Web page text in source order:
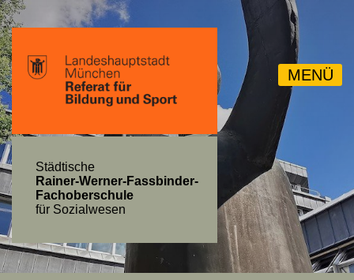
MENÜ
Städtische
Rainer-Werner-Fassbinder-
Fachoberschule
für Sozialwesen